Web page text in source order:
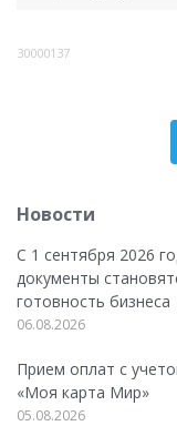
30000137
Новости
С 1 сентября 2026
документы
готовность бизнеса
06.08.2026
Прием оплат с
«Моя карта Мир»
05.08.2026